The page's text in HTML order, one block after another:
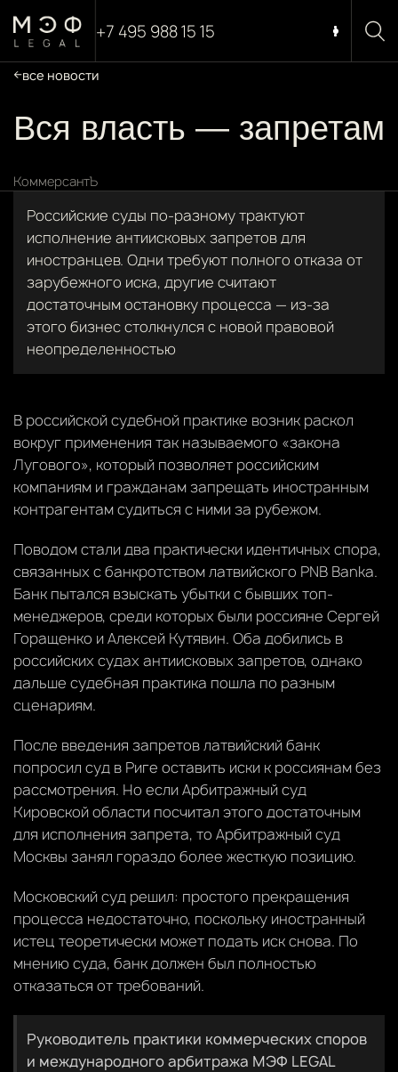
+7 495 988 15 15
все новости
Вся власть — запретам
КоммерсантЪ
Российские суды по-разному трактуют
исполнение антиисковых запретов для
иностранцев. Одни требуют полного отказа от
зарубежного иска, другие считают
достаточным остановку процесса — из-за
этого бизнес столкнулся с новой правовой
неопределенностью
В российской судебной практике возник раскол
вокруг применения так называемого «закона
Лугового», который позволяет российским
компаниям и гражданам запрещать иностранным
контрагентам судиться с ними за рубежом.
Поводом стали два практически идентичных спора,
связанных с банкротством латвийского PNB Banka.
Банк пытался взыскать убытки с бывших топ-
менеджеров, среди которых были россияне Сергей
Горащенко и Алексей Кутявин. Оба добились в
российских судах антиисковых запретов, однако
дальше судебная практика пошла по разным
сценариям.
После введения запретов латвийский банк
попросил суд в Риге оставить иски к россиянам без
рассмотрения. Но если Арбитражный суд
Кировской области посчитал этого достаточным
для исполнения запрета, то Арбитражный суд
Москвы занял гораздо более жесткую позицию.
Московский суд решил: простого прекращения
процесса недостаточно, поскольку иностранный
истец теоретически может подать иск снова. По
мнению суда, банк должен был полностью
отказаться от требований.
Руководитель практики коммерческих споров
и международного арбитража МЭФ LEGAL